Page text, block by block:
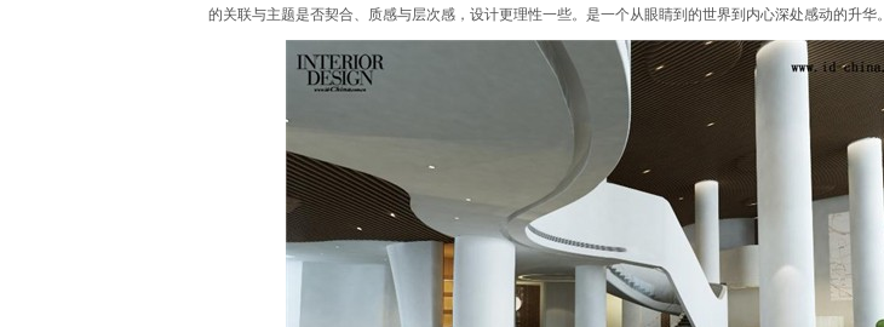
的关联与主题是否契合、质感与层次感，设计更理性一些。是一个从眼睛到的世界到内心深处感动的升华。